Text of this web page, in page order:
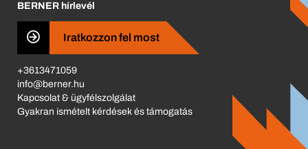
Business Conduct
BERNER hírlevél
Iratkozzon fel most
+3613471059
info@berner.hu
Kapcsolat & ügyfélszolgálat
Gyakran ismételt kérdések és támogatás